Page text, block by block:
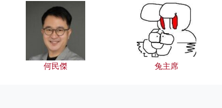
何民傑 兔主席